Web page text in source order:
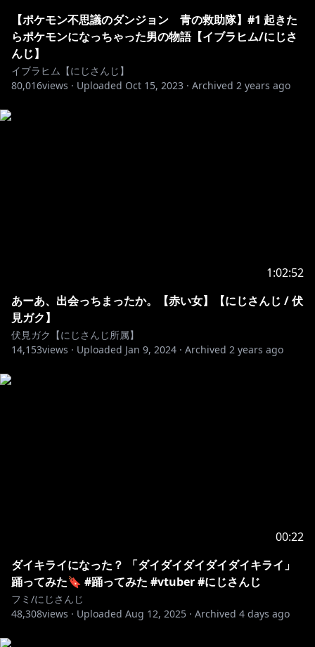
【ポケモン不思議のダンジョン 青の救助隊】#1 起きた
らポケモンになっちゃった男の物語【イブラヒム/にじさ
んじ】
イブラヒム【にじさんじ】
80,016views · Uploaded Oct 15, 2023 · Archived 2 years ago
1:02:52
あーあ、出会っちまったか。【赤い女】【にじさんじ / 伏
見ガク】
伏見ガク【にじさんじ所属】
14,153views · Uploaded Jan 9, 2024 · Archived 2 years ago
00:22
ダイキライになった？ 「ダイダイダイダイダイキライ」
踊ってみた🔖 #踊ってみた #vtuber #にじさんじ
フミ/にじさんじ
48,308views · Uploaded Aug 12, 2025 · Archived 4 days ago